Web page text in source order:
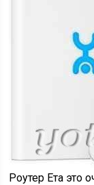
Роутер Ета это